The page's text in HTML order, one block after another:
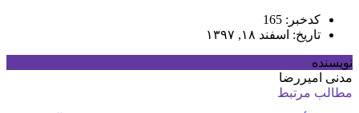
کدخبر: 165
تاریخ: اسفند ۱۸, ۱۳۹۷
نویسنده
مدنی امیررضا
مطالب مرتبط